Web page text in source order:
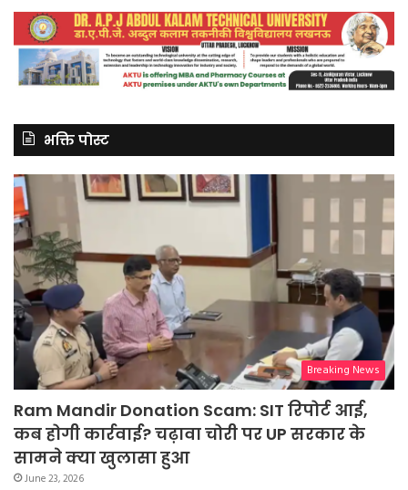
भक्ति पोस्ट
Breaking News
Ram Mandir Donation Scam: SIT रिपोर्ट आई,
कब होगी कार्रवाई? चढ़ावा चोरी पर UP सरकार के
सामने क्या खुलासा हुआ
June 23, 2026